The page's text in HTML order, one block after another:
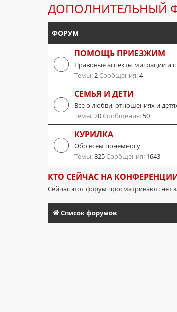
ДОПОЛНИТЕЛЬНЫЙ
ФОРУМ
ПОМОЩЬ ПРИЕЗЖИМ
Правовые аспекты миграции и
Темы:2 Сообщения:4
СЕМЬЯ И ДЕТИ
Все о любви, отношениях и
Темы:20 Сообщения: 50
КУРИЛКА
Обо всем понемногу
Темы:825 Сообщения: 1643
КТО СЕЙЧАС НА
Сейчас этот форум просматривают: нет
Список форумов